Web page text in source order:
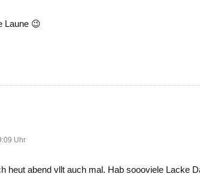
Laune 😉
Uhr
heut abend vllt auch mal. Hab soooviele Lacke